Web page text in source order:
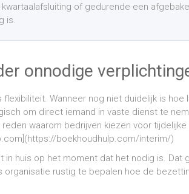
of gedurende een
is.
onnodige
Wanneer nog niet duidelijk is hoe
om direct iemand in vaste dienst te
waarom bedrijven kiezen voor tijdelijke
boekhoudhulp.com/interim/)
in huis op het moment dat het nodig is. Dat
rustig te bepalen hoe de